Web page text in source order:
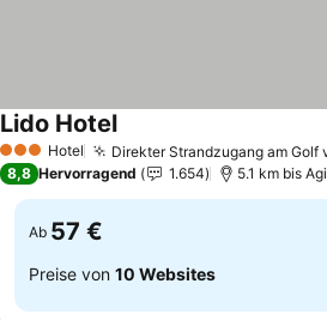
3 SterneHotel Direkter Strandzugang am Golf
Lido HotelPreise sehen
8,8 Hervorragend 1.654 5.1 km bis
Ab 57 €
Preise von 10 Websites